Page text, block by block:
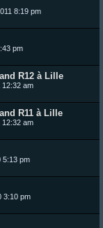
8:19 pm
pm
R12 à Lille
12:32 am
R11 à Lille
12:32 am
5:13 pm
3:10 pm